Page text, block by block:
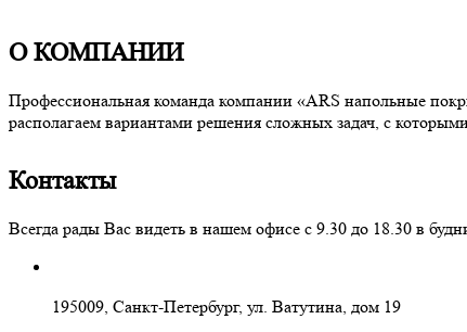
О КОМПАНИИ
Профессиональная команда компании «ARS напольные
располагаем вариантами решения сложных задач, с
Контакты
Всегда рады Вас видеть в нашем офисе с 9.30 до 18.30 в
195009, Санкт-Петербург, ул. Ватутина, дом 19